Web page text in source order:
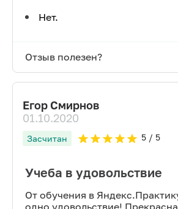
Нет.
Отзыв полезен?
Егор Смирнов
01.10.2020
Засчитан 5/ 5
Учеба в удовольствие
От обучения в
одно удовольствие!